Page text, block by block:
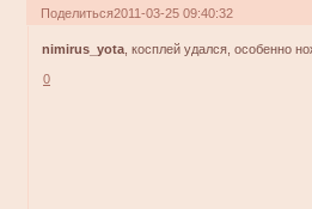
Поделиться2011-03-25 09:40:32
nimirus_yota , косплей удался, особенно
0